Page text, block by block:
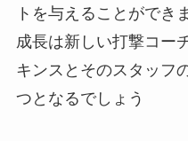
トを与えることができ
成長は新しい打撃コー
キンスとそのスタッフ
つとなるでしょう